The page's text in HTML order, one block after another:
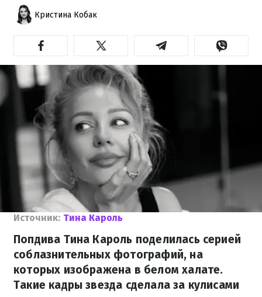
Кристина Кобак
Источник: Тина Кароль
Попдива Тина Кароль поделилась серией
соблазнительных фотографий, на
которых изображена в белом халате.
Такие кадры звезда сделала за кулисами